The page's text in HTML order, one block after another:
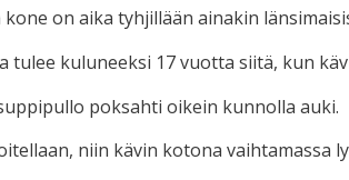
kone on aika tyhjillään ainakin
tulee kuluneeksi 17 vuotta siitä, kun
poksahti oikein kunnolla auki.
niin kävin kotona vaihtamassa